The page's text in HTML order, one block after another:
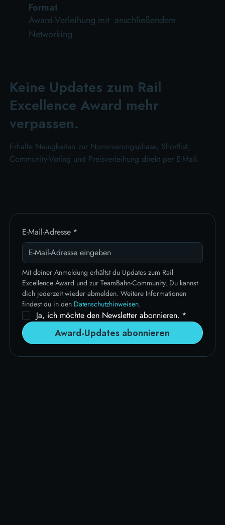
Format
Award-Verleihung mit anschließendem
Networking
Keine Updates zum Rail
Excellence Award mehr
verpassen.
Erhalte Neuigkeiten zur Nominierungsphase, Shortlist,
Community-Voting und Preisverleihung direkt per E-Mail.
E-Mail-Adresse *
Mit deiner Anmeldung erhältst du Updates zum Rail
Excellence Award und zur TeamBahn-Community. Du kannst
dich jederzeit wieder abmelden. Weitere Informationen
findest du in den Datenschutzhinweisen.
Ja, ich möchte den Newsletter abonnieren. *
Award-Updates abonnieren